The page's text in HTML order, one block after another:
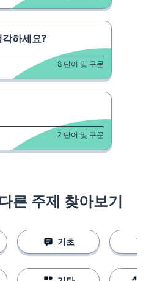
하세요?
8 단어 및 구문
2 단어 및 구문
른 주제 찾아보기
기초